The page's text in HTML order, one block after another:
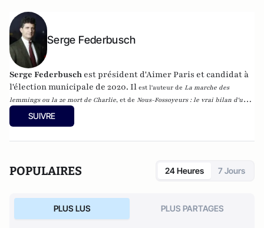
Serge Federbusch
Serge Federbusch est président d'Aimer Paris et candidat à
l'élection municipale de 2020. Il est l'auteur de La marche des
lemmings ou la 2e mort de Charlie, et de Nous-Fossoyeurs : le vrai bilan d'un
fatal quinquennat
SUIVRE
POPULAIRES 24 Heures 7 Jours
PLUS LUS PLUS PARTAGES